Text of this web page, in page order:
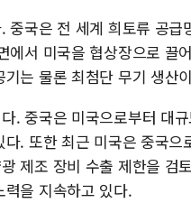
중국은 전 세계 희토류 공
에서 미국을 협상장으로
는 물론 최첨단 무기 생산
. 중국은 미국으로부터 대
. 또한 최근 미국은 중국
제조 장비 수출 제한을 검
을 지속하고 있다.